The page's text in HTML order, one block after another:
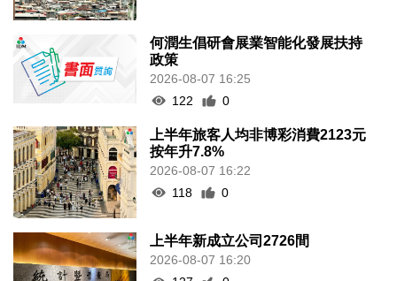
何潤生倡研會展業智能化發展扶持
政策
2026-08-07 16:25
122
0
上半年旅客人均非博彩消費2123元
按年升7.8%
2026-08-07 16:22
118
0
上半年新成立公司2726間
2026-08-07 16:20